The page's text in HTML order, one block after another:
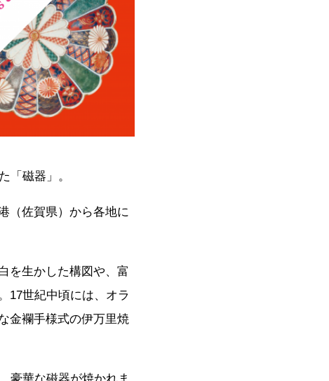
「磁器」。
（佐賀県）から各地に
を生かした構図や、富
17世紀中頃には、オラ
金襴手様式の伊万里焼